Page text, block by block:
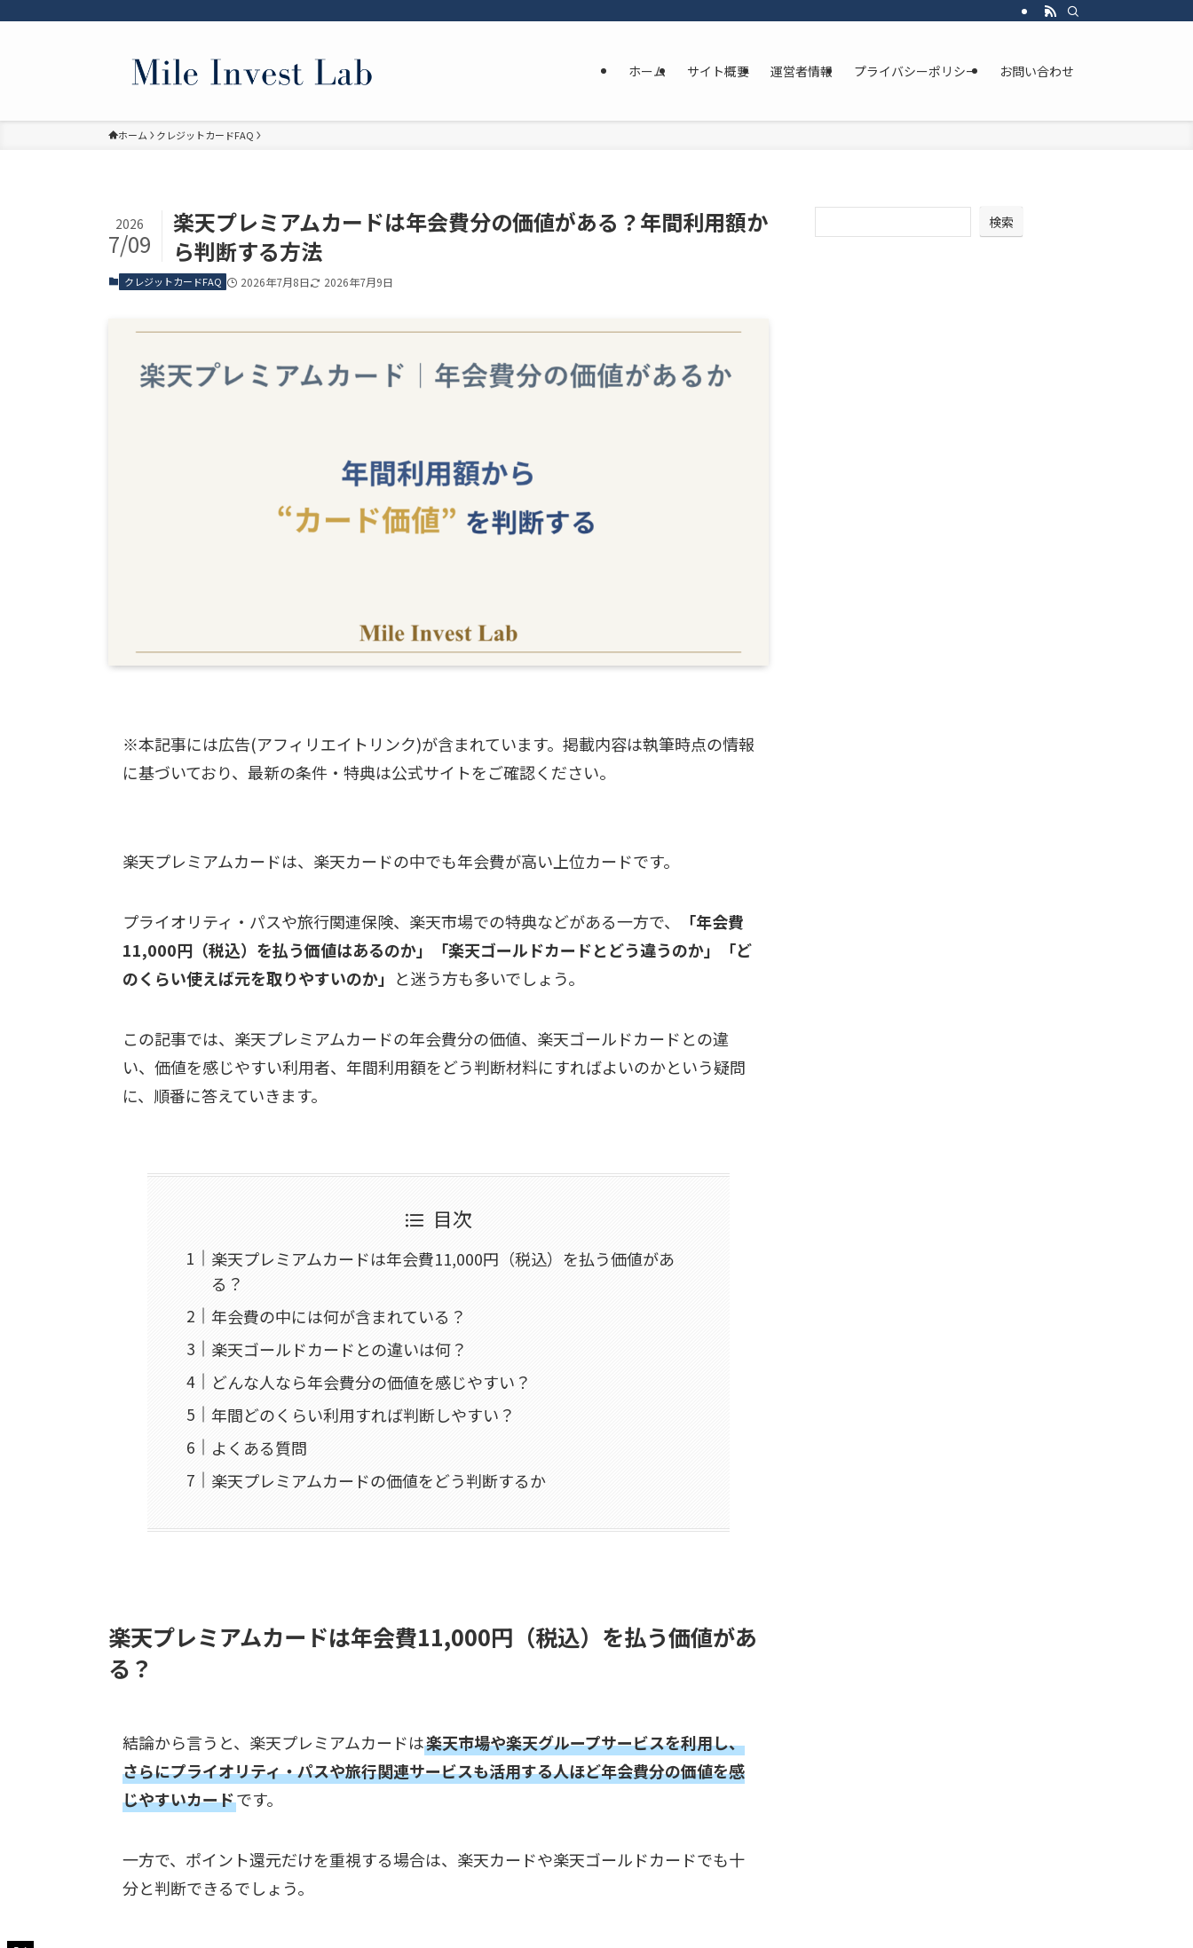
ホーム サイト概要 運営者情報 プライバシーポリシー お問い合わせ
ホーム クレジットカードFAQ
楽天プレミアムカードは年会費分の価値がある？年間利用額か
ら判断する方法
2026
7/09
クレジットカードFAQ 2026年7月8日 2026年7月9日
※本記事には広告(アフィリエイトリンク)が含まれています。掲載内容は執筆時点の情報
に基づいており、最新の条件・特典は公式サイトをご確認ください。
楽天プレミアムカードは、楽天カードの中でも年会費が高い上位カードです。
プライオリティ・パスや旅行関連保険、楽天市場での特典などがある一方で、
「年会費
11,000円（税込）を払う価値はあるのか」「楽天ゴールドカードとどう違うのか」「ど
のくらい使えば元を取りやすいのか」 と迷う方も多いでしょう。
この記事では、楽天プレミアムカードの年会費分の価値、楽天ゴールドカードとの違
い、価値を感じやすい利用者、年間利用額をどう判断材料にすればよいのかという疑問
に、順番に答えていきます。
目次
楽天プレミアムカードは年会費11,000円（税込）を払う価値があ
る？
年会費の中には何が含まれている？
楽天ゴールドカードとの違いは何？
どんな人なら年会費分の価値を感じやすい？
年間どのくらい利用すれば判断しやすい？
よくある質問
楽天プレミアムカードの価値をどう判断するか
楽天プレミアムカードは年会費11,000円（税込）を払う価値があ
る？
結論から言うと、楽天プレミアムカードは楽天市場や楽天グループサービスを利用し、
さらにプライオリティ・パスや旅行関連サービスも活用する人ほど年会費分の価値を感
じやすいカードです。
一方で、ポイント還元だけを重視する場合は、楽天カードや楽天ゴールドカードでも十
分と判断できるでしょう。
検索